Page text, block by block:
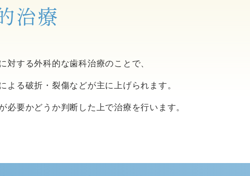
治療
対する外科的な歯科治療のことで、
る破折・裂傷などが主に上げられます。
要かどうか判断した上で治療を行います。